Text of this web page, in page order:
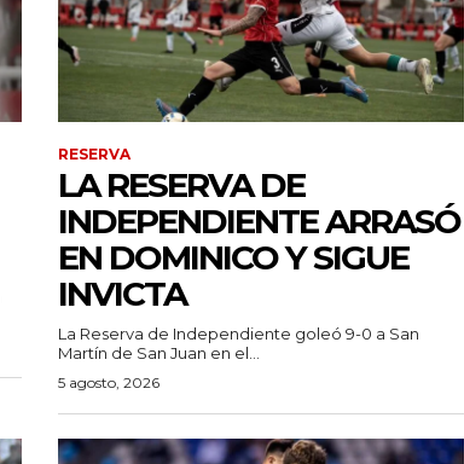
RESERVA
LA RESERVA DE
INDEPENDIENTE ARRASÓ
EN DOMINICO Y SIGUE
INVICTA
La Reserva de Independiente goleó 9-0 a San
Martín de San Juan en el...
5 agosto, 2026